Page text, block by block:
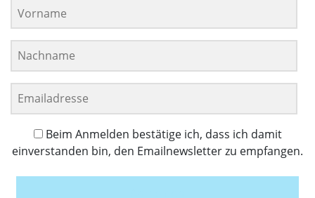
Beim Anmelden bestätige ich, dass ich damit
einverstanden bin, den Emailnewsletter zu empfangen.